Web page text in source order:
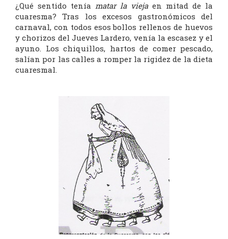
¿Qué sentido tenía matar la vieja en mitad de la
cuaresma? Tras los excesos gastronómicos del
carnaval, con todos esos bollos rellenos de huevos
y chorizos del Jueves Lardero, venía la escasez y el
ayuno. Los chiquillos, hartos de comer pescado,
salían por las calles a romper la rigidez de la dieta
cuaresmal.